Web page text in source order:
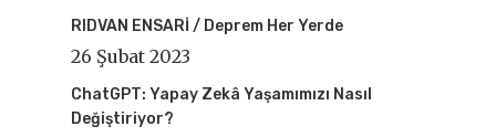
RIDVAN ENSARİ / Deprem Her Yerde
26 Şubat 2023
ChatGPT: Yapay Zekâ Yaşamımızı Nasıl
Değiştiriyor?